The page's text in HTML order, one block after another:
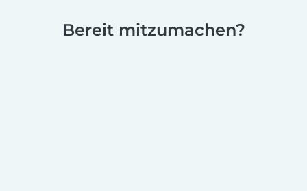
Bereit mitzumachen?